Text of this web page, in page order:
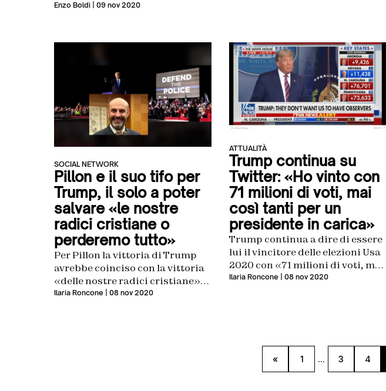
Enzo Boldi | 09 nov 2020
SOCIAL NETWORK
Pillon e il suo tifo per
Trump, il solo a poter
salvare «le nostre
radici cristiane o
perderemo tutto»
Per Pillon la vittoria di Trump
avrebbe coinciso con la vittoria
«delle nostre radici cristiane»
occidentali
Ilaria Roncone | 08 nov 2020
ATTUALITÀ
Trump continua su
Twitter: «Ho vinto con
71 milioni di voti, mai
così tanti per un
presidente in carica»
Trump continua a dire di essere
lui il vincitore delle elezioni Usa
2020 con «71 milioni di voti, mai
così tanti per un presidente in
Ilaria Roncone | 08 nov 2020
« 1 ... 3 4